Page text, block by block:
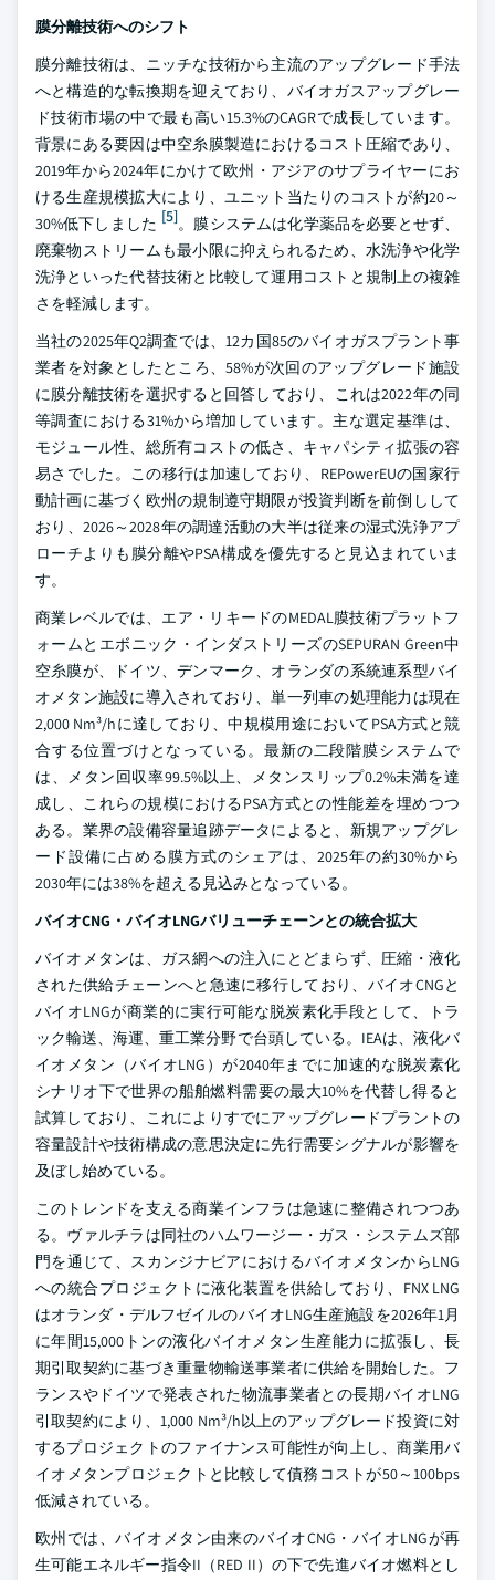
膜分離技術へのシフト
膜分離技術は、ニッチな技術から主流のアップグレード手法
へと構造的な転換期を迎えており、バイオガスアップグレー
ド技術市場の中で最も高い15.3%のCAGRで成長しています。
背景にある要因は中空糸膜製造におけるコスト圧縮であり、
2019年から2024年にかけて欧州・アジアのサプライヤーにお
ける生産規模拡大により、ユニット当たりのコストが約20～
30%低下しました [5]。膜システムは化学薬品を必要とせず、
廃棄物ストリームも最小限に抑えられるため、水洗浄や化学
洗浄といった代替技術と比較して運用コストと規制上の複雑
さを軽減します。
当社の2025年Q2調査では、12カ国85のバイオガスプラント事
業者を対象としたところ、58%が次回のアップグレード施設
に膜分離技術を選択すると回答しており、これは2022年の同
等調査における31%から増加しています。主な選定基準は、
モジュール性、総所有コストの低さ、キャパシティ拡張の容
易さでした。この移行は加速しており、REPowerEUの国家行
動計画に基づく欧州の規制遵守期限が投資判断を前倒しして
おり、2026～2028年の調達活動の大半は従来の湿式洗浄アプ
ローチよりも膜分離やPSA構成を優先すると見込まれていま
す。
商業レベルでは、エア・リキードのMEDAL膜技術プラットフ
ォームとエボニック・インダストリーズのSEPURAN Green中
空糸膜が、ドイツ、デンマーク、オランダの系統連系型バイ
オメタン施設に導入されており、単一列車の処理能力は現在
2,000 Nm³/hに達しており、中規模用途においてPSA方式と競
合する位置づけとなっている。最新の二段階膜システムで
は、メタン回収率99.5%以上、メタンスリップ0.2%未満を達
成し、これらの規模におけるPSA方式との性能差を埋めつつ
ある。業界の設備容量追跡データによると、新規アップグレ
ード設備に占める膜方式のシェアは、2025年の約30%から
2030年には38%を超える見込みとなっている。
バイオCNG・バイオLNGバリューチェーンとの統合拡大
バイオメタンは、ガス網への注入にとどまらず、圧縮・液化
された供給チェーンへと急速に移行しており、バイオCNGと
バイオLNGが商業的に実行可能な脱炭素化手段として、トラ
ック輸送、海運、重工業分野で台頭している。IEAは、液化バ
イオメタン（バイオLNG）が2040年までに加速的な脱炭素化
シナリオ下で世界の船舶燃料需要の最大10%を代替し得ると
試算しており、これによりすでにアップグレードプラントの
容量設計や技術構成の意思決定に先行需要シグナルが影響を
及ぼし始めている。
このトレンドを支える商業インフラは急速に整備されつつあ
る。ヴァルチラは同社のハムワージー・ガス・システムズ部
門を通じて、スカンジナビアにおけるバイオメタンからLNG
への統合プロジェクトに液化装置を供給しており、FNX LNG
はオランダ・デルフゼイルのバイオLNG生産施設を2026年1月
に年間15,000トンの液化バイオメタン生産能力に拡張し、長
期引取契約に基づき重量物輸送事業者に供給を開始した。フ
ランスやドイツで発表された物流事業者との長期バイオLNG
引取契約により、1,000 Nm³/h以上のアップグレード投資に対
するプロジェクトのファイナンス可能性が向上し、商業用バ
イオメタンプロジェクトと比較して債務コストが50～100bps
低減されている。
欧州では、バイオメタン由来のバイオCNG・バイオLNGが再
生可能エネルギー指令II（RED II）の下で先進バイオ燃料とし